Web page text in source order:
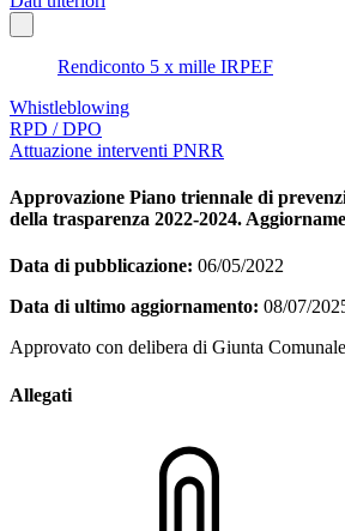
Rendiconto 5 x mille IRPEF
Whistleblowing
RPD / DPO
Attuazione interventi PNRR
Approvazione Piano triennale di
della trasparenza 2022-2024.
Data di pubblicazione: 06/05/2022
Data di ultimo aggiornamento: 08/07/
Approvato con delibera di Giunta
Allegati